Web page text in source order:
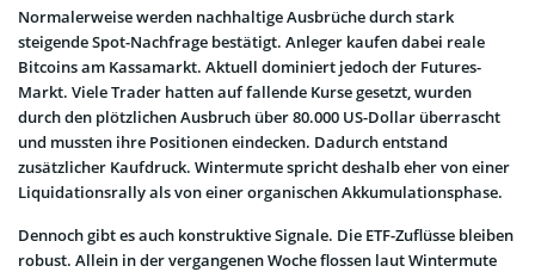
Normalerweise werden nachhaltige Ausbrüche durch stark
steigende Spot-Nachfrage bestätigt. Anleger kaufen dabei reale
Bitcoins am Kassamarkt. Aktuell dominiert jedoch der Futures-
Markt. Viele Trader hatten auf fallende Kurse gesetzt, wurden
durch den plötzlichen Ausbruch über 80.000 US-Dollar überrascht
und mussten ihre Positionen eindecken. Dadurch entstand
zusätzlicher Kaufdruck. Wintermute spricht deshalb eher von einer
Liquidationsrally als von einer organischen Akkumulationsphase.
Dennoch gibt es auch konstruktive Signale. Die ETF-Zuflüsse bleiben
robust. Allein in der vergangenen Woche flossen laut Wintermute